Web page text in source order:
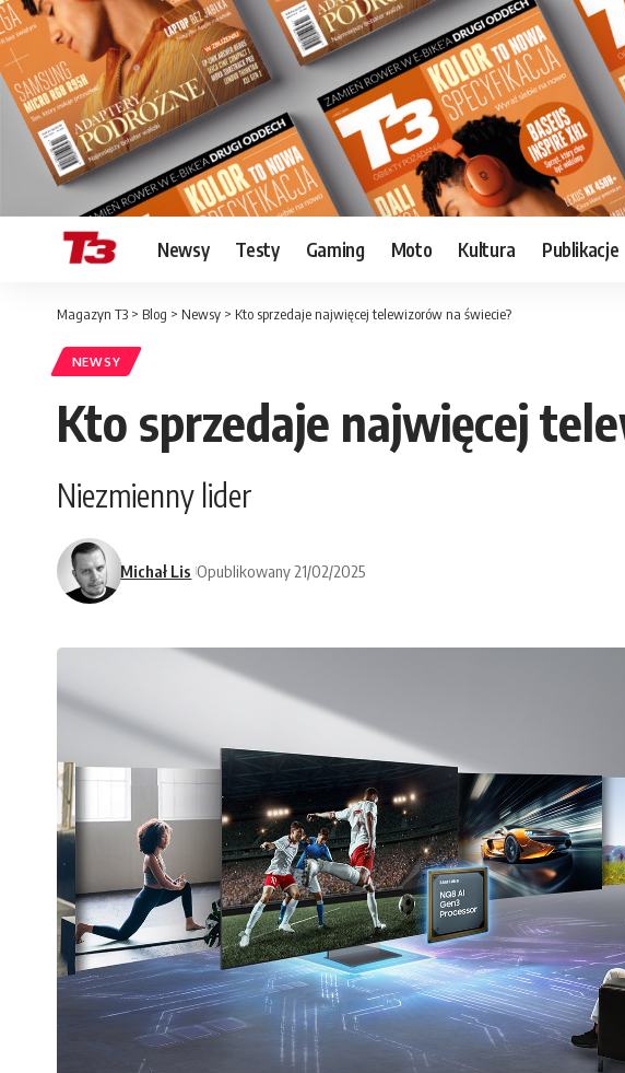
Newsy Testy Gaming Moto Kultura Publikacje
Magazyn T3 > Blog > Newsy > Kto sprzedaje najwięcej telewizorów na świecie?
NEWSY
Kto sprzedaje najwięcej
Niezmienny lider
Michał Lis Opublikowany 21/02/2025